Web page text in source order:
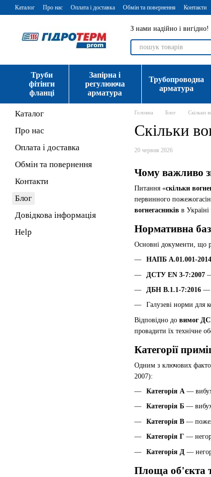
Перейти до основного контенту
Каталог Про нас Оплата і доставка Обмін та повернення Контакти
З нами надійно і вигідно!
Труби
фітінги
фланці
Запірна і
регулююча
арматура
Трубопроводна
арматура
Головна Блог Скільки
Скільки
20 червня 2026
Чому важливо
Питання «скільки
первинного
вогнегасників в
Нормативна
Основні документи, що
НАПБ А.01.001-2014
ДСТУ EN 3-7:2007
ДБН В.1.1-7:2016 —
Галузеві норми для
Відповідно до вимог
провадити їх технічне
Категорії
Одним з ключових
2007):
Категорія А —
Категорія Б —
Категорія В —
Категорія Г —
Категорія Д —
Площа об'єкта
Каталог
Про нас
Оплата і доставка
Обмін та повернення
Контакти
Блог
Довідкова інформація
Help